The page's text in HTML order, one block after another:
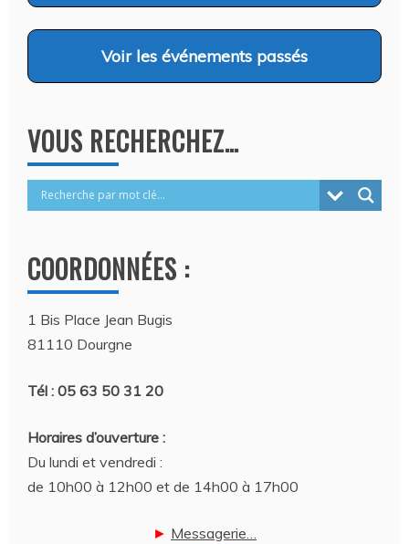
Voir les événements passés
VOUS RECHERCHEZ…
COORDONNÉES :
1 Bis Place Jean Bugis
81110 Dourgne
Tél : 05 63 50 31 20
Horaires d’ouverture :
Du lundi et vendredi :
de 10h00 à 12h00 et de 14h00 à 17h00
► Messagerie…